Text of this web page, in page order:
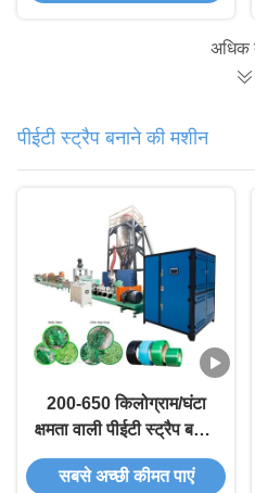
अधिक
पीईटी स्ट्रैप बनाने की मशीन
200-650 किलोग्राम/घंटा
क्षमता वाली पीईटी स्ट्रैप बनाने
की मशीन, सेवा की गारंटी और
उत्पादन के लिए मोटाई रेंज
सबसे अच्छी कीमत पाएं